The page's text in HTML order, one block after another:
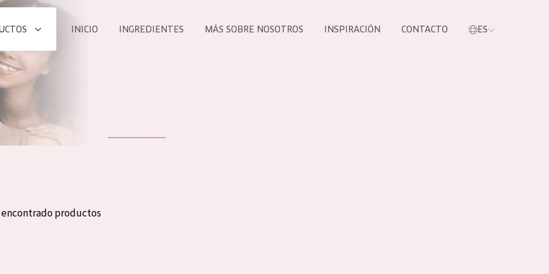
INICIO INGREDIENTES MÁS SOBRE NOSOTROS INSPIRACIÓN CONTACTO ES
encontrado productos